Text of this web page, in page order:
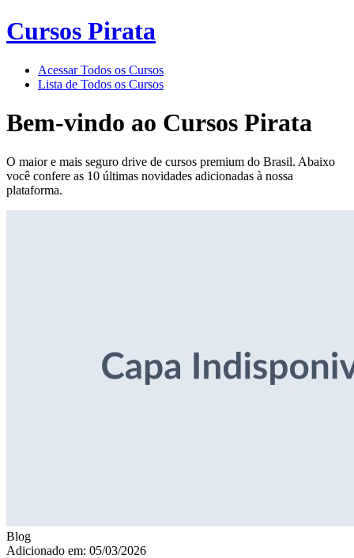
Cursos Pirata
Acessar Todos os Cursos
Lista de Todos os Cursos
Bem-vindo ao Cursos Pirata
O maior e mais seguro drive de cursos premium do Brasil. Abaixo
você confere as 10 últimas novidades adicionadas à nossa
plataforma.
Blog
Adicionado em: 05/03/2026